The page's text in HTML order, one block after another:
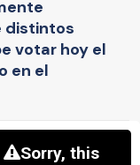
distintos
votar hoy el
en el